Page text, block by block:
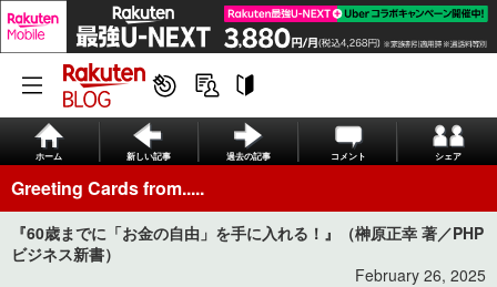
ホーム 新しい記事 過去の記事 コメント シェア
Greeting Cards from.....
『60歳までに「お金の自由」を手に入れる！』（榊󠄀原正幸 著／PHP
ビジネス新書）
February 26, 2025